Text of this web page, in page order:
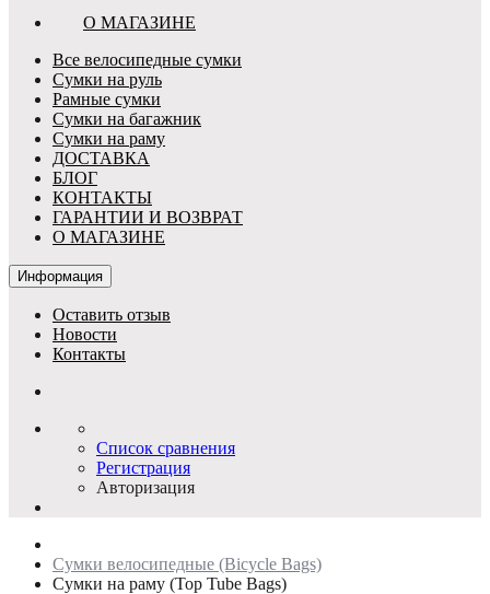
О МАГАЗИНЕ
Все велосипедные сумки
Сумки на руль
Рамные сумки
Сумки на багажник
Сумки на раму
ДОСТАВКА
БЛОГ
КОНТАКТЫ
ГАРАНТИИ И ВОЗВРАТ
О МАГАЗИНЕ
Информация
Оставить отзыв
Новости
Контакты
Список сравнения
Регистрация
Авторизация
Сумки велосипедные (Bicycle Bags)
Сумки на раму (Top Tube Bags)